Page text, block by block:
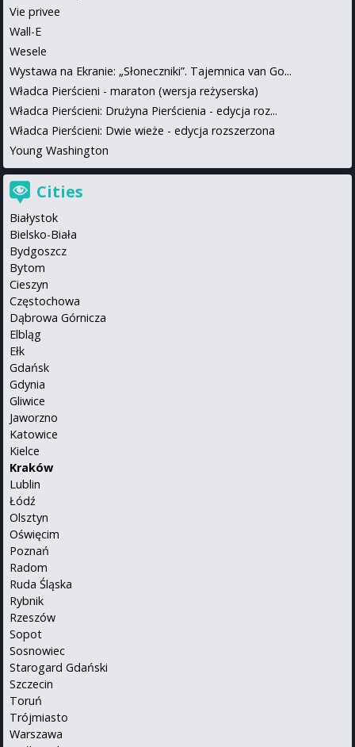
Vie privee
Wall-E
Wesele
Wystawa na Ekranie: „Słoneczniki”. Tajemnica van Go...
Władca Pierścieni - maraton (wersja reżyserska)
Władca Pierścieni: Drużyna Pierścienia - edycja roz...
Władca Pierścieni: Dwie wieże - edycja rozszerzona
Young Washington
Cities
Białystok
Bielsko-Biała
Bydgoszcz
Bytom
Cieszyn
Częstochowa
Dąbrowa Górnicza
Elbląg
Ełk
Gdańsk
Gdynia
Gliwice
Jaworzno
Katowice
Kielce
Kraków
Lublin
Łódź
Olsztyn
Oświęcim
Poznań
Radom
Ruda Śląska
Rybnik
Rzeszów
Sopot
Sosnowiec
Starogard Gdański
Szczecin
Toruń
Trójmiasto
Warszawa